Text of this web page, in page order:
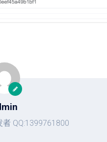
QQ:1399761800